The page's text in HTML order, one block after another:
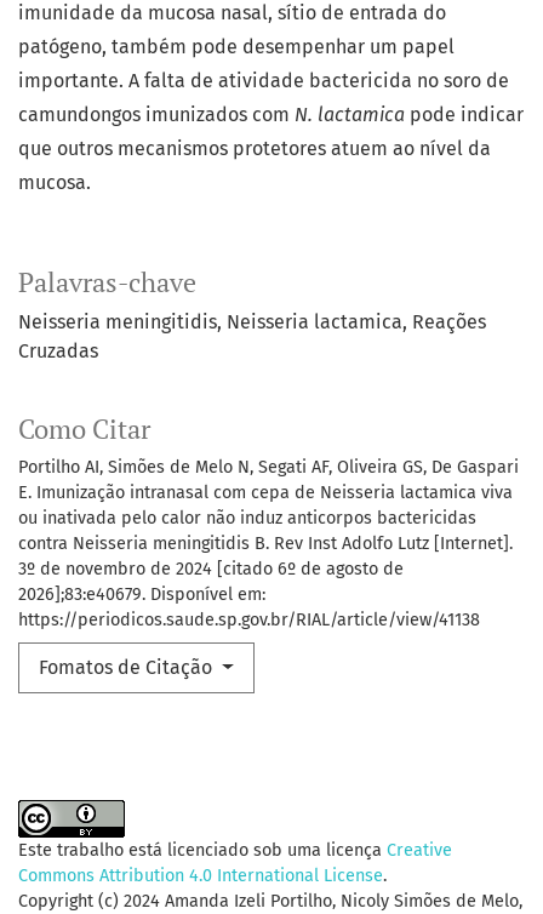
Palavras-chave
Neisseria meningitidis Neisseria lactamica Reações
Cruzadas
Como Citar
Portilho AI, Simões de Melo N, Segati AF, Oliveira GS, De Gaspari
E. Imunização intranasal com cepa de Neisseria lactamica viva
ou inativada pelo calor não induz anticorpos bactericidas
contra Neisseria meningitidis B. Rev Inst Adolfo Lutz [Internet].
3º de novembro de 2024 [citado 6º de agosto de
2026];83:e40679. Disponível em:
https://periodicos.saude.sp.gov.br/RIAL/article/view/41138
Fomatos de Citação
imunidade da mucosa nasal, sítio de entrada do
patógeno, também pode desempenhar um papel
importante. A falta de atividade bactericida no soro de
camundongos imunizados com N. lactamica pode indicar
que outros mecanismos protetores atuem ao nível da
mucosa.
Este trabalho está licenciado sob uma licença Creative
Commons Attribution 4.0 International License.
Copyright (c) 2024 Amanda Izeli Portilho, Nicoly Simões de Melo,